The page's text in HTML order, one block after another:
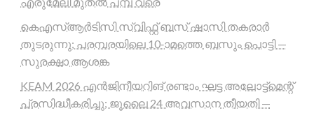
കെഎസ്ആർടിസി സ്വിഫ്റ്റ് ബസ് ഷാസി തകരാർ
തുടരുന്നു; പരമ്പരയിലെ 10-ാമത്തെ ബസും പൊട്ടി —
സുരക്ഷാ ആശങ്ക
KEAM 2026 എൻജിനീയറിങ് രണ്ടാം ഘട്ട അലോട്ട്മെന്റ്
പ്രസിദ്ധീകരിച്ചു; ജൂലൈ 24 അവസാന തീയതി —